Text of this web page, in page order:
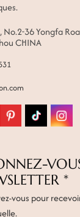
No.2-36 Yongfa
CHINA
*
vous pour